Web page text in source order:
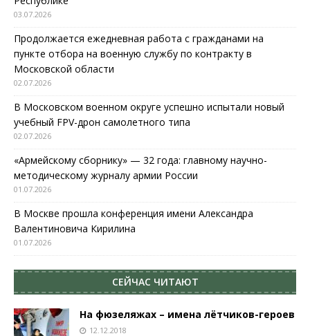
03.07.2026
Продолжается ежедневная работа с гражданами на
пункте отбора на военную службу по контракту в
Московской области
02.07.2026
В Московском военном округе успешно испытали новый
учебный FPV-дрон самолетного типа
02.07.2026
«Армейскому сборнику» — 32 года: главному научно-
методическому журналу армии России
01.07.2026
В Москве прошла конференция имени Александра
Валентиновича Кирилина
01.07.2026
СЕЙЧАС ЧИТАЮТ
На фюзеляжах – имена лётчиков-героев
12.12.2018